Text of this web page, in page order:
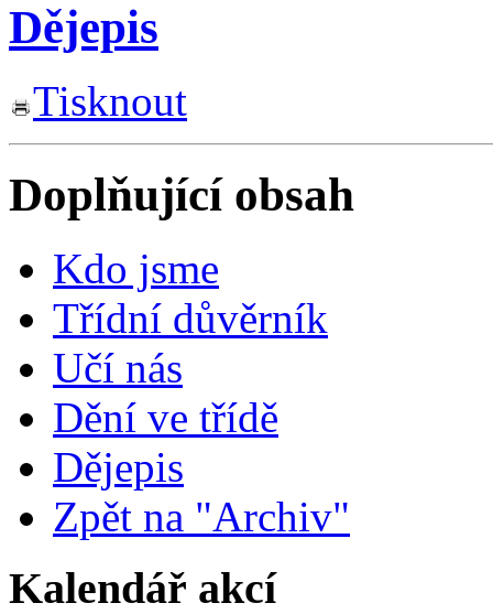
Dějepis
Tisknout
Doplňující obsah
Kdo jsme
Třídní důvěrník
Učí nás
Dění ve třídě
Dějepis
Zpět na "Archiv"
Kalendář akcí